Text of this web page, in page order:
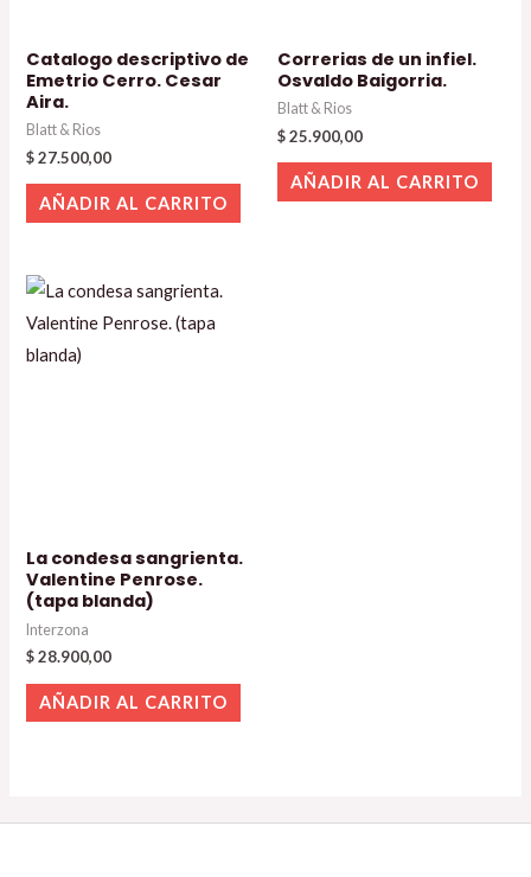
Catalogo descriptivo de
Emetrio Cerro. Cesar
Aira.
Blatt & Rios
$27.500,00
AÑADIR AL CARRITO
Correrias de un infiel.
Osvaldo Baigorria.
Blatt & Rios
$25.900,00
AÑADIR AL CARRITO
La condesa sangrienta.
Valentine Penrose.
(tapa blanda)
Interzona
$28.900,00
AÑADIR AL CARRITO